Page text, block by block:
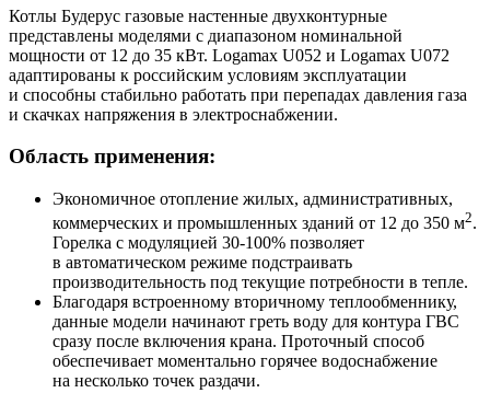
Котлы Будерус газовые настенные двухконтурные
представлены моделями с диапазоном номинальной
мощности от 12 до 35 кВт. Logamax U052 и Logamax U072
адаптированы к российским условиям эксплуатации
и способны стабильно работать при перепадах давления газа
и скачках напряжения в электроснабжении.
Область применения:
Экономичное отопление жилых, административных,
коммерческих и промышленных зданий от 12 до 350 м2.
Горелка с модуляцией 30-100% позволяет
в автоматическом режиме подстраивать
производительность под текущие потребности в тепле.
Благодаря встроенному вторичному теплообменнику,
данные модели начинают греть воду для контура ГВС
сразу после включения крана. Проточный способ
обеспечивает моментально горячее водоснабжение
на несколько точек раздачи.